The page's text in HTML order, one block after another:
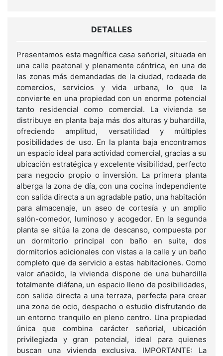
DETALLES
Presentamos esta magnífica casa señorial, situada en
una calle peatonal y plenamente céntrica, en una de
las zonas más demandadas de la ciudad, rodeada de
comercios, servicios y vida urbana, lo que la
convierte en una propiedad con un enorme potencial
tanto residencial como comercial. La vivienda se
distribuye en planta baja más dos alturas y buhardilla,
ofreciendo amplitud, versatilidad y múltiples
posibilidades de uso. En la planta baja encontramos
un espacio ideal para actividad comercial, gracias a su
ubicación estratégica y excelente visibilidad, perfecto
para negocio propio o inversión. La primera planta
alberga la zona de día, con una cocina independiente
con salida directa a un agradable patio, una habitación
para almacenaje, un aseo de cortesía y un amplio
salón-comedor, luminoso y acogedor. En la segunda
planta se sitúa la zona de descanso, compuesta por
un dormitorio principal con baño en suite, dos
dormitorios adicionales con vistas a la calle y un baño
completo que da servicio a estas habitaciones. Como
valor añadido, la vivienda dispone de una buhardilla
totalmente diáfana, un espacio lleno de posibilidades,
con salida directa a una terraza, perfecta para crear
una zona de ocio, despacho o estudio disfrutando de
un entorno tranquilo en pleno centro. Una propiedad
única que combina carácter señorial, ubicación
privilegiada y gran potencial, ideal para quienes
buscan una vivienda exclusiva. IMPORTANTE: La